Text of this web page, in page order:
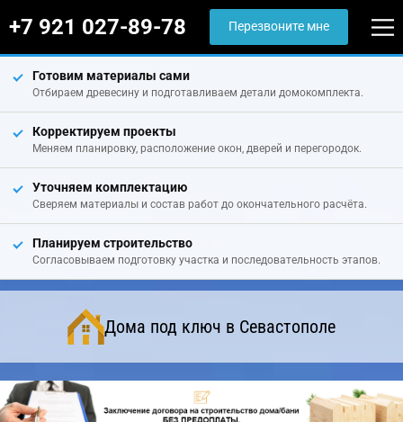
+7 921 027-89-78 Перезвоните мне
Готовим материалы сами
Отбираем древесину и подготавливаем детали домокомплекта.
Корректируем проекты
Меняем планировку, расположение окон, дверей и перегородок.
Уточняем комплектацию
Сверяем материалы и состав работ до окончательного расчёта.
Планируем строительство
Согласовываем подготовку участка и последовательность этапов.
Дома под ключ в Севастополе